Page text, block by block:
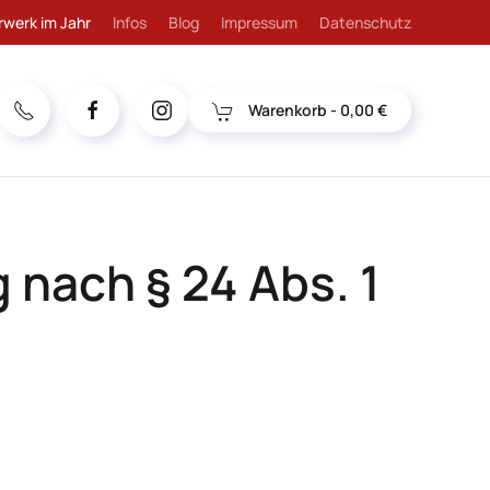
im Jahr Infos Blog Impressum Datenschutz
Warenkorb - 0,00 €
§ 24 Abs. 1